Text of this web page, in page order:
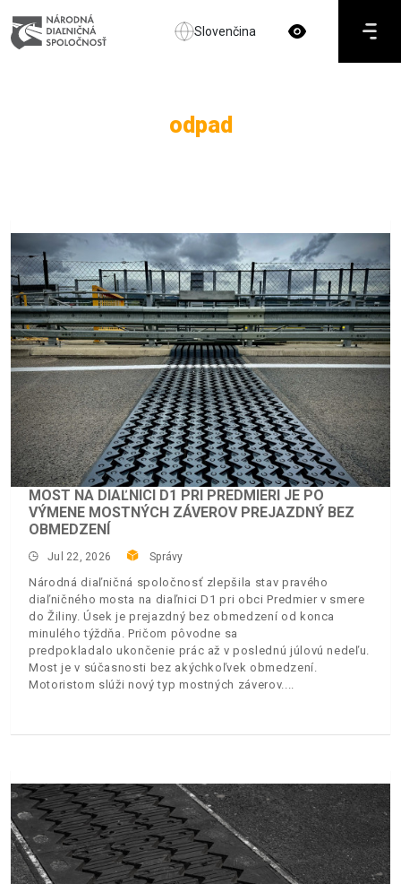
Slovenčina
odpad
MOST NA DIAĽNICI D1 PRI PREDMIERI JE PO
VÝMENE MOSTNÝCH ZÁVEROV PREJAZDNÝ BEZ
OBMEDZENÍ
Jul 22, 2026 Správy
Národná diaľničná spoločnosť zlepšila stav pravého
diaľničného mosta na diaľnici D1 pri obci Predmier v smere
do Žiliny. Úsek je prejazdný bez obmedzení od konca
minulého týždňa. Pričom pôvodne sa
predpokladalo ukončenie prác až v poslednú júlovú nedeľu.
Most je v súčasnosti bez akýchkoľvek obmedzení.
Motoristom slúži nový typ mostných záverov.